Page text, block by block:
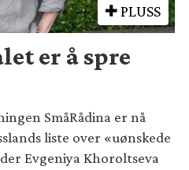
PLUSS
er å spre
SmåRådina er nå
liste over «uønskede
Evgeniya Khoroltseva